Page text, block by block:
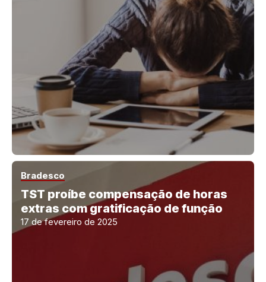
Bradesco
TST proíbe compensação de horas
extras com gratificação de função
17 de fevereiro de 2025